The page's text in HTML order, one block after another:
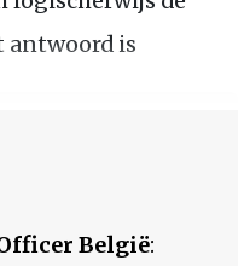
antwoord is
België: